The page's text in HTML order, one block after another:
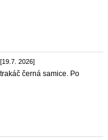
2026]
černá samice. Po